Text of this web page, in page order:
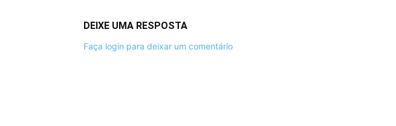
DEIXE UMA RESPOSTA
Faça login para deixar um comentário